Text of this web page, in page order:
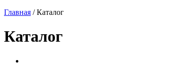
Главная / Каталог
Каталог